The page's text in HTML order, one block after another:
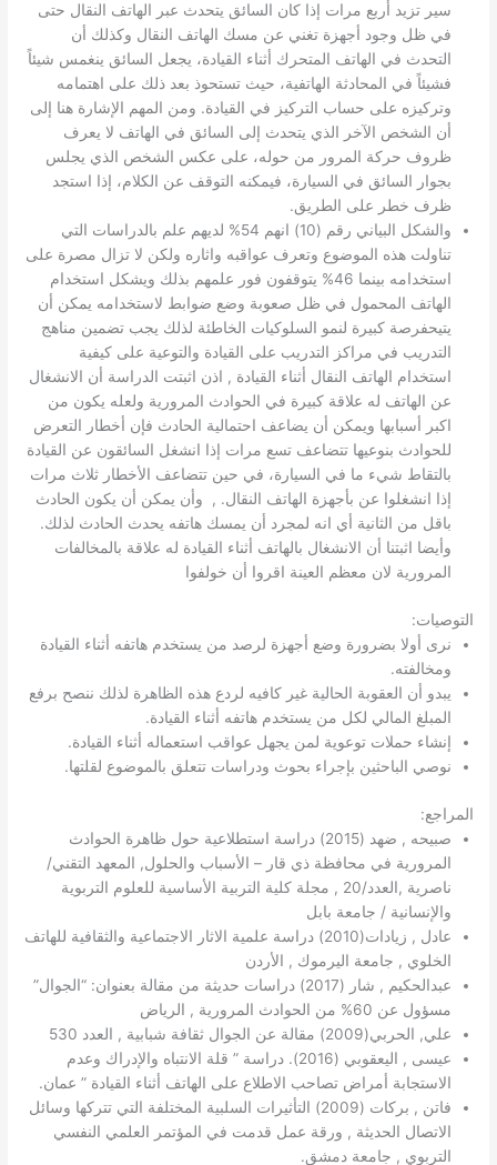
سير تزيد أربع مرات إذا كان السائق يتحدث عبر الهاتف النقال حتى
في ظل وجود أجهزة تغني عن مسك الهاتف النقال وكذلك أن
التحدث في الهاتف المتحرك أثناء القيادة، يجعل السائق ينغمس شيئاً
فشيئاً في المحادثة الهاتفية، حيث تستحوذ بعد ذلك على اهتمامه
وتركيزه على حساب التركيز في القيادة. ومن المهم الإشارة هنا إلى
أن الشخص الآخر الذي يتحدث إلى السائق في الهاتف لا يعرف
ظروف حركة المرور من حوله، على عكس الشخص الذي يجلس
بجوار السائق في السيارة، فيمكنه التوقف عن الكلام، إذا استجد
ظرف خطر على الطريق.
والشكل البياني رقم (10) انهم 54% لديهم علم بالدراسات التي
تناولت هذه الموضوع وتعرف عواقبه واثاره ولكن لا تزال مصرة على
استخدامه بينما 46% يتوقفون فور علمهم بذلك ويشكل استخدام
الهاتف المحمول في ظل صعوبة وضع ضوابط لاستخدامه يمكن أن
يتيحفرصة كبيرة لنمو السلوكيات الخاطئة لذلك يجب تضمين مناهج
التدريب في مراكز التدريب على القيادة والتوعية على كيفية
استخدام الهاتف النقال أثناء القيادة , اذن اثبتت الدراسة أن الانشغال
عن الهاتف له علاقة كبيرة في الحوادث المرورية ولعله يكون من
اكبر أسبابها ويمكن أن يضاعف احتمالية الحادث فإن أخطار التعرض
للحوادث بنوعيها تتضاعف تسع مرات إذا انشغل السائقون عن القيادة
بالتقاط شيء ما في السيارة، في حين تتضاعف الأخطار ثلاث مرات
إذا انشغلوا عن بأجهزة الهاتف النقال. , وأن يمكن أن يكون الحادث
باقل من الثانية أي انه لمجرد أن يمسك هاتفه يحدث الحادث لذلك.
وأيضا اثبتنا أن الانشغال بالهاتف أثناء القيادة له علاقة بالمخالفات
المرورية لان معظم العينة اقروا أن خولفوا
التوصيات:
نرى أولا بضرورة وضع أجهزة لرصد من يستخدم هاتفه أثناء القيادة
ومخالفته.
يبدو أن العقوبة الحالية غير كافيه لردع هذه الظاهرة لذلك ننصح برفع
المبلغ المالي لكل من يستخدم هاتفه أثناء القيادة.
إنشاء حملات توعوية لمن يجهل عواقب استعماله أثناء القيادة.
نوصي الباحثين بإجراء بحوث ودراسات تتعلق بالموضوع لقلتها.
المراجع:
صبيحه , ضهد (2015) دراسة استطلاعية حول ظاهرة الحوادث
المرورية في محافظة ذي قار – الأسباب والحلول, المعهد التقني/
ناصرية ,العدد/20 , مجلة كلية التربية الأساسية للعلوم التربوية
والإنسانية / جامعة بابل
عادل , زيادات(2010) دراسة علمية الاثار الاجتماعية والثقافية للهاتف
الخلوي , جامعة اليرموك , الأردن
عبدالحكيم , شار (2017) دراسات حديثة من مقالة بعنوان: “الجوال”
مسؤول عن 60% من الحوادث المرورية , الرياض
علي, الحربي(2009) مقالة عن الجوال ثقافة شبابية , العدد 530
عيسى , اليعقوبي (2016). دراسة ” قلة الانتباه والإدراك وعدم
الاستجابة أمراض تصاحب الاطلاع على الهاتف أثناء القيادة ” عمان.
فاتن , بركات (2009) التأثيرات السلبية المختلفة التي تتركها وسائل
الاتصال الحديثة , ورقة عمل قدمت في المؤتمر العلمي النفسي
التربوي , جامعة دمشق.